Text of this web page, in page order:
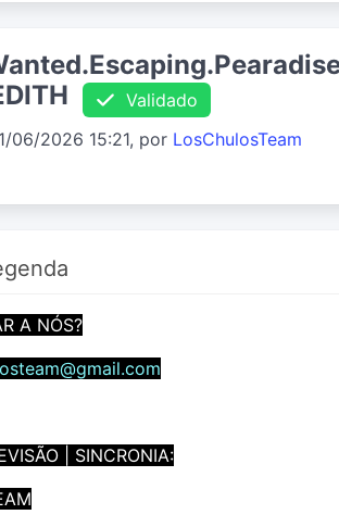
Validado
06/2026 15:21, por LosChulosTeam
A NÓS?
| SINCRONIA: